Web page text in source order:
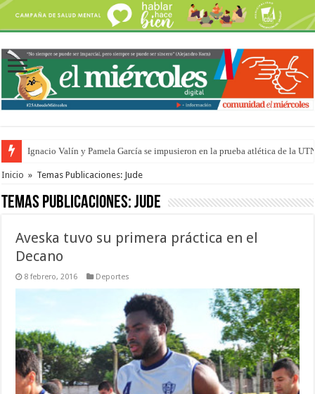
Ignacio Valín y Pamela García se impusieron en la prueba atlética de la
Traigo el litoral en mi canción: 100 años de Aníbal Sampayo
Inicio » Temas Publicaciones: Jude
Temas Publicaciones:Jude
Aveska tuvo su primera práctica en el
Decano
8 febrero, 2016 Deportes